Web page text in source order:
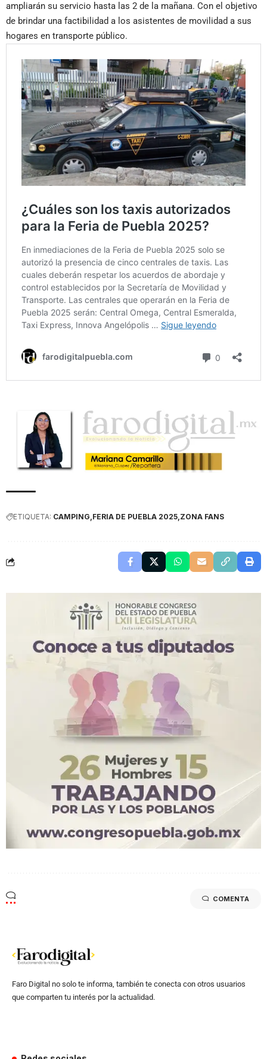
ampliarán su servicio hasta las 2 de la mañana. Con el objetivo
de brindar una factibilidad a los asistentes de movilidad a sus
hogares en transporte público.
ETIQUETA: CAMPING FERIA DE PUEBLA 2025 ZONA FANS
COMENTA
Faro Digital no solo te informa, también te conecta con otros usuarios
que comparten tu interés por la actualidad.